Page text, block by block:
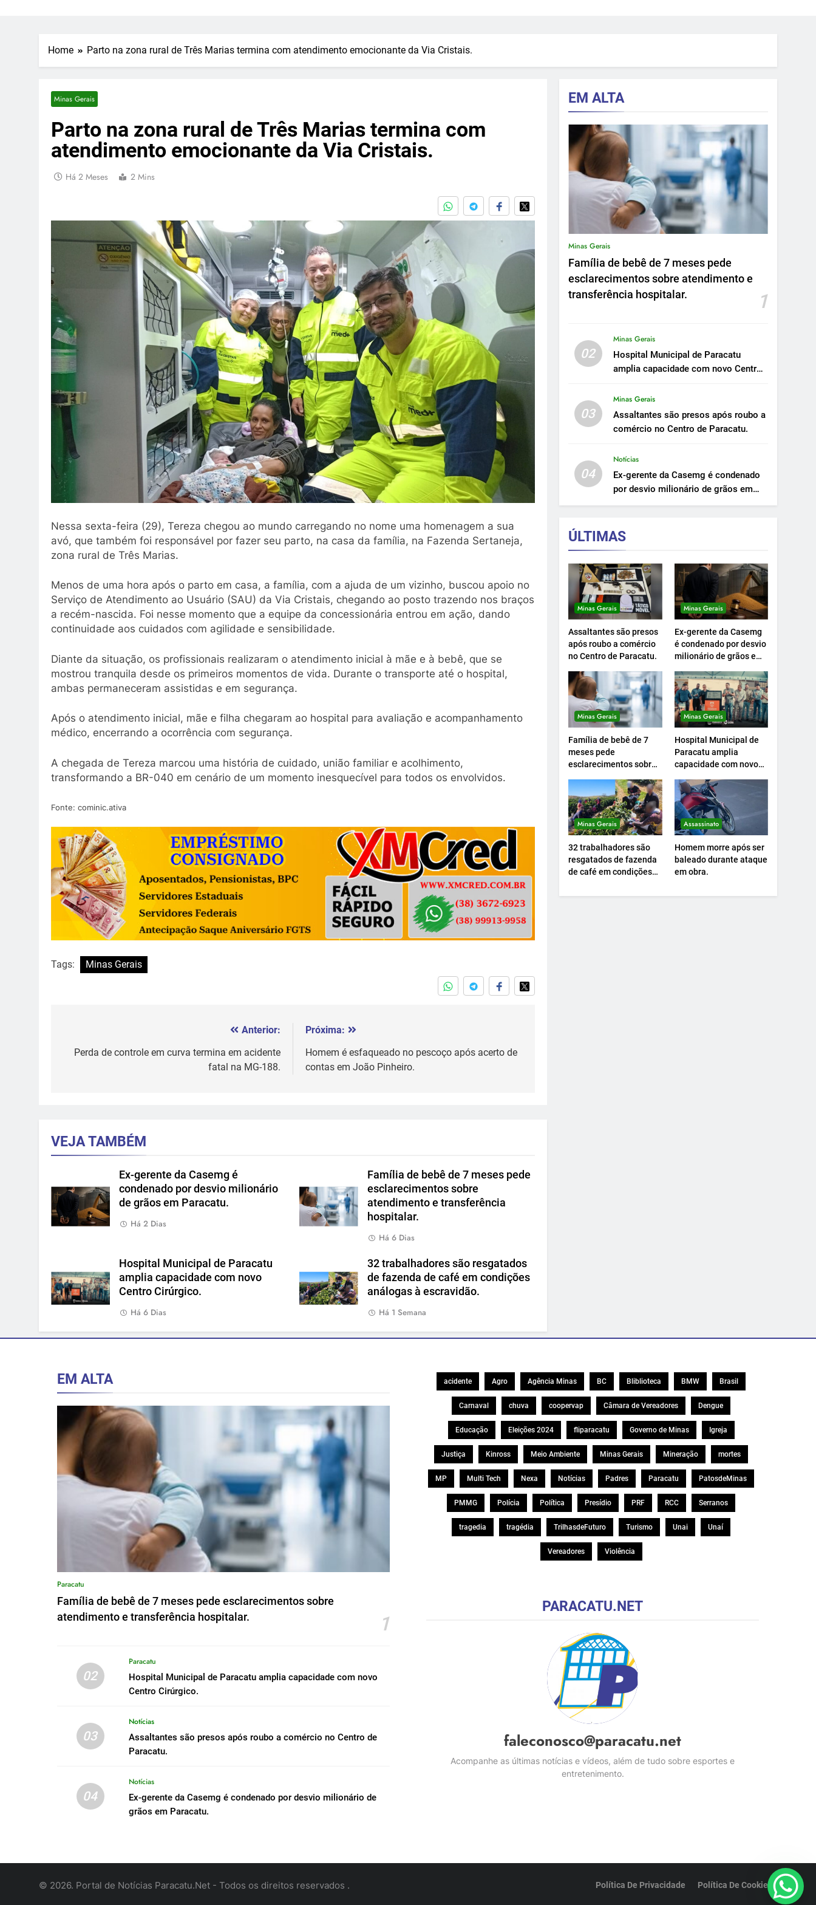
Home Parto na zona rural de Três Marias termina com atendimento emocionante da Via Cristais.
Minas Gerais
Parto na zona rural de Três Marias termina com
atendimento emocionante da Via Cristais.
Há 2 Meses 2 Mins
Nessa sexta-feira (29), Tereza chegou ao mundo carregando no nome uma homenagem a sua
avó, que também foi responsável por fazer seu parto, na casa da família, na Fazenda Sertaneja,
zona rural de Três Marias.
Menos de uma hora após o parto em casa, a família, com a ajuda de um vizinho, buscou apoio no
Serviço de Atendimento ao Usuário (SAU) da Via Cristais, chegando ao posto trazendo nos braços
a recém-nascida. Foi nesse momento que a equipe da concessionária entrou em ação, dando
continuidade aos cuidados com agilidade e sensibilidade.
Diante da situação, os profissionais realizaram o atendimento inicial à mãe e à bebê, que se
mostrou tranquila desde os primeiros momentos de vida. Durante o transporte até o hospital,
ambas permaneceram assistidas e em segurança.
Após o atendimento inicial, mãe e filha chegaram ao hospital para avaliação e acompanhamento
médico, encerrando a ocorrência com segurança.
A chegada de Tereza marcou uma história de cuidado, união familiar e acolhimento,
transformando a BR-040 em cenário de um momento inesquecível para todos os envolvidos.
Fonte: cominic.ativa
Tags: Minas Gerais
de
Anterior:
Perda de controle em curva termina em acidente
fatal na MG-188.
Próxima:
Homem é esfaqueado no pescoço após acerto de
contas em João Pinheiro.
VEJA TAMBÉM
Ex-gerente da Casemg é
condenado por desvio milionário
de grãos em Paracatu.
Há 2 Dias
Família de bebê de 7 meses pede
esclarecimentos sobre
atendimento e transferência
hospitalar.
Há 6 Dias
Hospital Municipal de Paracatu
amplia capacidade com novo
Centro Cirúrgico.
Há 6 Dias
32 trabalhadores são resgatados
de fazenda de café em condições
análogas à escravidão.
Há 1 Semana
EM ALTA
Minas Gerais
Família de bebê de 7 meses pede
esclarecimentos sobre atendimento e
transferência hospitalar.
1
02
Minas Gerais
Hospital Municipal de Paracatu
amplia capacidade com novo Centro
03
Minas Gerais
Assaltantes são presos após roubo a
comércio no Centro de Paracatu.
04
Notícias
Ex-gerente da Casemg é condenado
por desvio milionário de grãos em
Paracatu.
ÚLTIMAS
Minas Gerais
Assaltantes são presos
após roubo a comércio
no Centro de Paracatu.
Minas Gerais
Ex-gerente da Casemg
é condenado por desvio
milionário de grãos em
Minas Gerais
Família de bebê de 7
meses pede
esclarecimentos sobre
transferência
hospitalar.
Minas Gerais
Hospital Municipal de
Paracatu amplia
capacidade com novo
Minas Gerais
32 trabalhadores são
resgatados de fazenda
de café em condições
Assassinato
Homem morre após ser
baleado durante ataque
em obra.
EM ALTA
Paracatu
Família de bebê de 7 meses pede esclarecimentos sobre
atendimento e transferência hospitalar.
1
02
Paracatu
Hospital Municipal de Paracatu amplia capacidade com novo
Centro Cirúrgico.
03
Notícias
Assaltantes são presos após roubo a comércio no Centro de
Paracatu.
04
Notícias
Ex-gerente da Casemg é condenado por desvio milionário de
grãos em Paracatu.
acidente Agro Agência Minas BC Bliblioteca BMW Brasil
Carnaval chuva coopervap Câmara de Vereadores Dengue
Educação Eleições 2024 fliparacatu Governo de Minas Igreja
Justiça Kinross Meio Ambiente Minas Gerais Mineração mortes
MP Multi Tech Nexa Notícias Padres Paracatu PatosdeMinas
PMMG Polícia Política Presídio PRF RCC Serranos
tragedia tragédia TrilhasdeFuturo Turismo Unai Unaí
Vereadores Violência
PARACATU.NET
faleconosco@paracatu.net
Acompanhe as últimas notícias e vídeos, além de tudo sobre esportes e
entretenimento.
© 2026. Portal de Notícias Paracatu.Net - Todos os direitos reservados . Política De Privacidade Política De Cookies